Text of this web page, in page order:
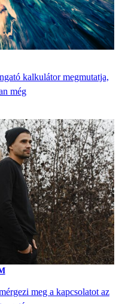
kalkulátor megmutatja,
még
meg a kapcsolatot az